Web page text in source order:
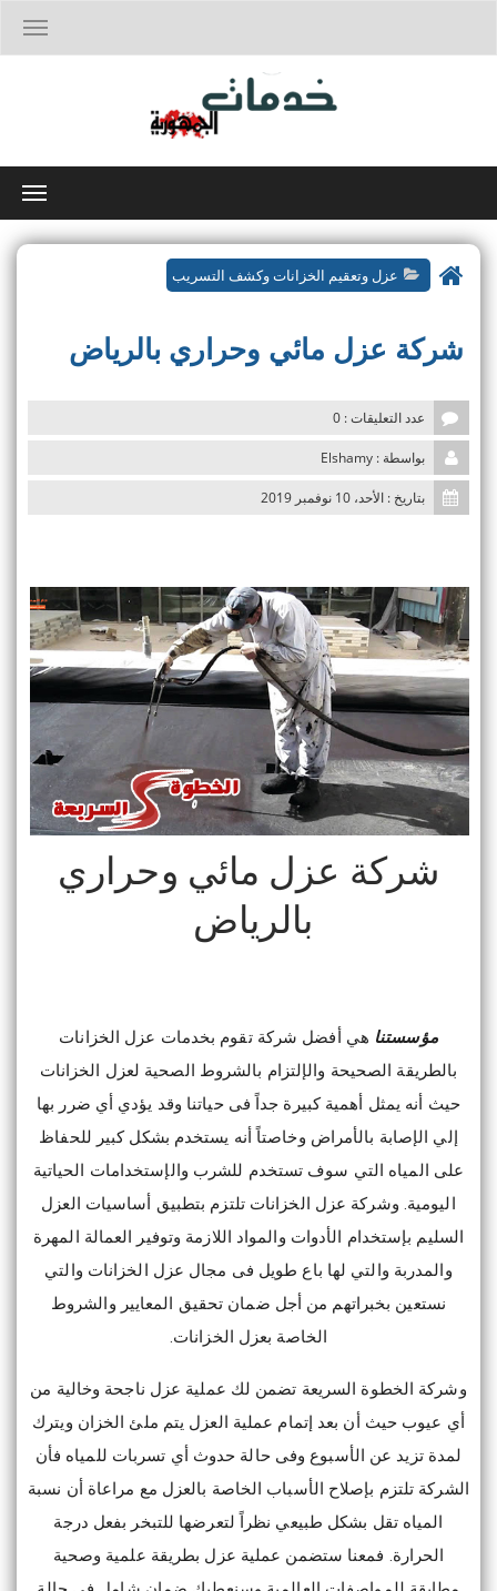
T
v
i
g
T
o
g
عزل وتعقيم الخزانات وكشف التسريب
شركة عزل مائي وحراري بالرياض
عدد التعليقات : 0
بواسطة : Elshamy
بتاريخ : الأحد، 10 نوفمبر 2019
شركة عزل مائي وحراري
بالرياض
مؤسستنا هي أفضل شركة تقوم بخدمات عزل الخزانات
بالطريقة الصحيحة والإلتزام بالشروط الصحية لعزل الخزانات
حيث أنه يمثل أهمية كبيرة جداً فى حياتنا وقد يؤدي أي ضرر بها
إلي الإصابة بالأمراض وخاصتاً أنه يستخدم بشكل كبير للحفاظ
على المياه التي سوف تستخدم للشرب والإستخدامات الحياتية
اليومية. وشركة عزل الخزانات تلتزم بتطبيق أساسيات العزل
السليم بإستخدام الأدوات والمواد اللازمة وتوفير العمالة المهرة
والمدربة والتي لها باع طويل فى مجال عزل الخزانات والتي
نستعين بخبراتهم من أجل ضمان تحقيق المعايير والشروط
الخاصة بعزل الخزانات.
وشركة الخطوة السريعة تضمن لك عملية عزل ناجحة وخالية من
أي عيوب حيث أن بعد إتمام عملية العزل يتم ملئ الخزان ويترك
لمدة تزيد عن الأسبوع وفى حالة حدوث أي تسربات للمياه فأن
الشركة تلتزم بإصلاح الأسباب الخاصة بالعزل مع مراعاة أن نسبة
المياه تقل بشكل طبيعي نظراً لتعرضها للتبخر بفعل درجة
الحرارة. فمعنا ستضمن عملية عزل بطريقة علمية وصحية